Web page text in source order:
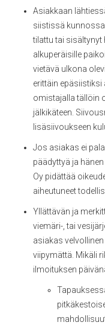
Asiakkaan
siistissä
tilattu tai sisältynyt
alkuperäisille
vietävä ulkona
erittäin epäsiistiksi
omistajalla tällöin
jälkikäteen.
lisäsiivoukseen
Jos asiakas ei
päädyttyä ja
Oy pidättää
aiheutuneet
Yllättävän ja
viemäri-, tai
asiakas
viipymättä. Mikäli
ilmoituksen